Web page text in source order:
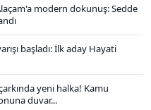
modern dokunuş: Sedde
başladı: İlk aday Hayati
yeni halka! Kamu
duvar...